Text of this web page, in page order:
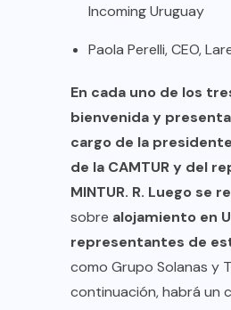
Incoming Uruguay
Paola Perelli, CEO,
En cada uno de los
bienvenida y
cargo de la
de la CAMTUR y del
MINTUR. R. Luego se
sobre alojamiento en
representantes de
como Grupo Solanas y
continuación, habrá un